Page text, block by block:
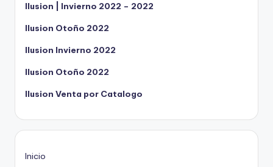
Ilusion | Invierno 2022 – 2022
Ilusion Otoño 2022
Ilusion Invierno 2022
Ilusion Otoño 2022
Ilusion Venta por Catalogo
Inicio